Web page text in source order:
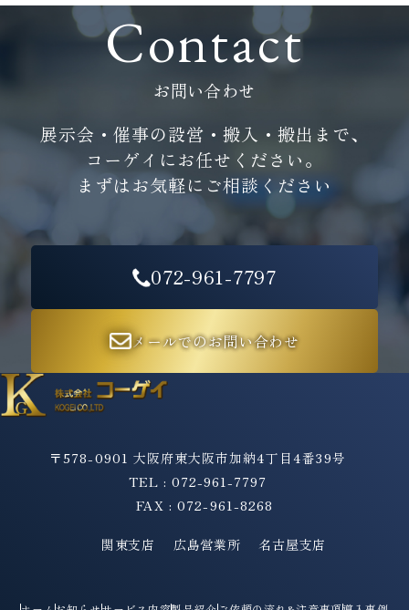
Contact
お問い合わせ
展示会・催事の設営・搬入・搬出まで、
コーゲイにお任せください。
まずはお気軽にご相談ください
072-961-7797
メールでのお問い合わせ
〒578-0901 大阪府東大阪市加納4丁目4番39号
TEL : 072-961-7797
FAX : 072-961-8268
関東支店 広島営業所 名古屋支店